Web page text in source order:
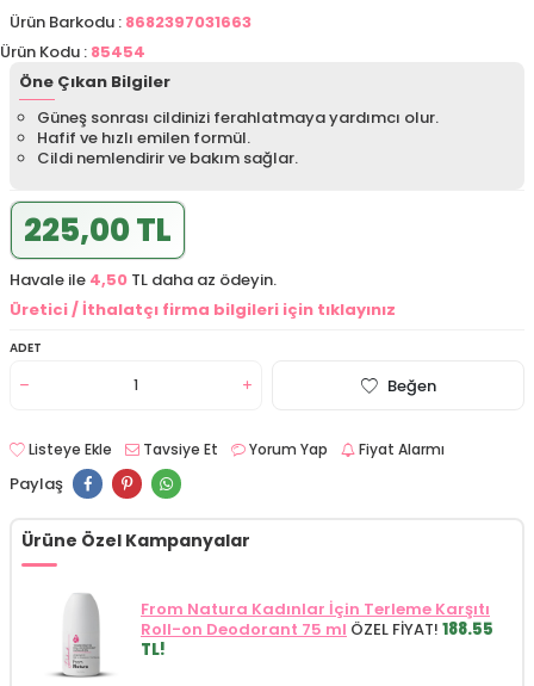
Ürün Barkodu : 8682397031663
Ürün Kodu : 85454
Öne Çıkan Bilgiler
Güneş sonrası cildinizi ferahlatmaya yardımcı olur.
Hafif ve hızlı emilen formül.
Cildi nemlendirir ve bakım sağlar.
225,00 TL
Havale ile 4,50 TL daha az ödeyin.
Üretici / İthalatçı firma bilgileri için tıklayınız
ADET
Beğen
Listeye Ekle Tavsiye Et Yorum Yap Fiyat Alarmı
Paylaş
Ürüne Özel Kampanyalar
From Natura Kadınlar İçin Terleme Karşıtı
Roll-on Deodorant 75 ml ÖZEL FİYAT! 188.55
TL!